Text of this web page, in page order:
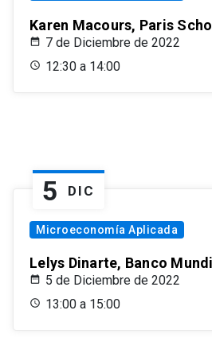
Karen Macours, Paris
7 de Diciembre de 2022
12:30 a 14:00
5 DIC
Microeconomía Aplicada
Lelys Dinarte, Banco
5 de Diciembre de 2022
13:00 a 15:00